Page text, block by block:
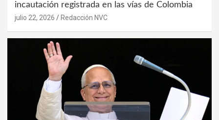
incautación registrada en las vías de Colombia
julio 22, 2026 Redacción NVC